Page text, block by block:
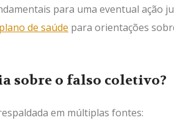
para uma eventual ação
de saúde para orientações
sobre o falso coletivo?
em múltiplas fontes: